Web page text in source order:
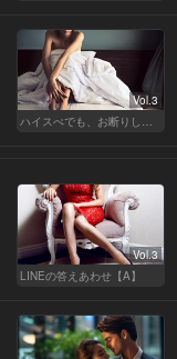
Vol.3
ハイスぺでも、お断りします！
Vol.3
LINEの答えあわせ【A】